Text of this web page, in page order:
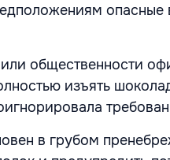
опасные
общественности
изъять
в грубом